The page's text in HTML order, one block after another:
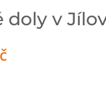
doly v